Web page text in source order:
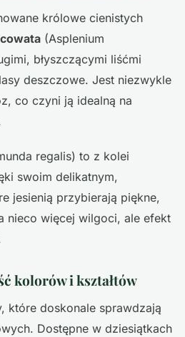
królowe cienistych
(Asplenium
błyszczącymi liśćmi
deszczowe. Jest niezwykle
co czyni ją idealną na
regalis) to z kolei
swoim delikatnym,
jesienią przybierają piękne,
nieco więcej wilgoci, ale efekt
kolorów i kształtów
które doskonale sprawdzają
Dostępne w dziesiątkach